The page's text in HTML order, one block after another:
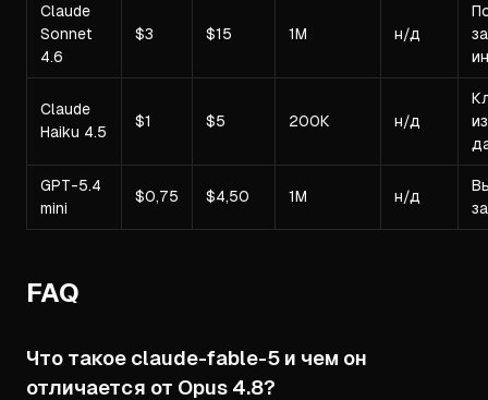
Claude
Sonnet
4.6
$3 $15 1М н/д
Claude
Haiku 4.5
$1 $5 200К н/д
GPT-5.4
mini
$0,75 $4,50 1М н/д
FAQ
Что такое claude-fable-5 и чем он
отличается от Opus 4.8?